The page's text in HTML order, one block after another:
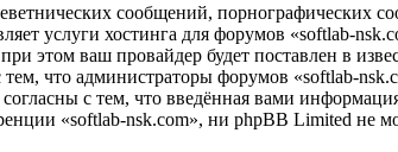
сообщений, порнографических
услуги хостинга для форумов «softlab-
этом ваш провайдер будет поставлен в
что администраторы форумов «softlab-
с тем, что введённая вами
«softlab-nsk.com», ни phpBB Limited не